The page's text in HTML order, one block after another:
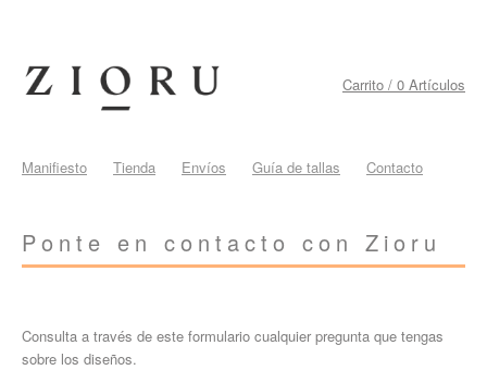
Manifiesto Tienda Envíos Guía de tallas Contacto
Carrito / 0 Artículos
Ponte en contacto con Zioru
Consulta a través de este formulario cualquier pregunta que tengas
sobre los diseños.